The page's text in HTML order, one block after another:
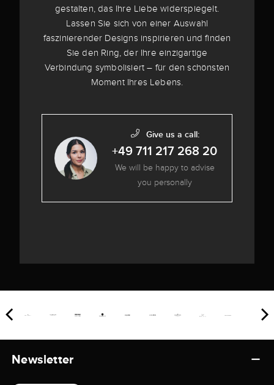
gestalten, das Ihre Liebe widerspiegelt.
Lassen Sie sich von einer Auswahl
faszinierender Designs inspirieren und finden
Sie den Ring, der Ihre einzigartige
Verbindung symbolisiert – für den schönsten
Moment Ihres Lebens.
Give us a call:
+49 711 217 268 20
We will be happy to advise
you personally
Newsletter